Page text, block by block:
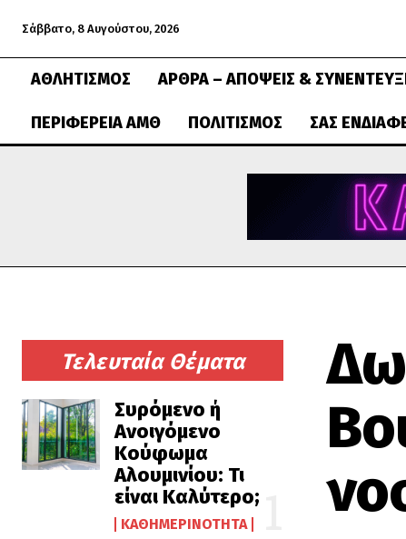
Σάββατο, 8 Αυγούστου, 2026
ΑΘΛΗΤΙΣΜΌΣ ΆΡΘΡΑ – ΑΠΌΨΕΙΣ &
ΠΕΡΙΦΈΡΕΙΑ ΑΜΘ ΠΟΛΙΤΙΣΜΌΣ ΣΑΣ
Τελευταία Θέματα
Συρόμενο ή
Ανοιγόμενο
Κούφωμα
Αλουμινίου: Τι
είναι Καλύτερο;
ΚΑΘΗΜΕΡΙΝΌΤΗΤΑ